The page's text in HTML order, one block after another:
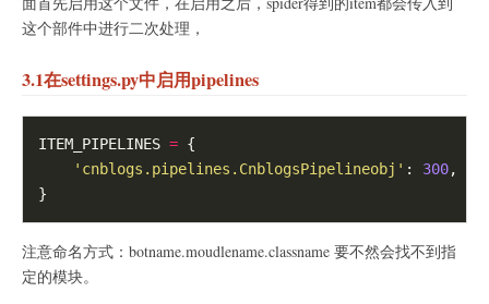
这个部件中进行二次处理，
3.1在settings.py中启用pipelines
ITEM_PIPELINES = {
'cnblogs.pipelines.CnblogsPipelineobj' : 300,
注意命名方式：botname.moudlename.classname 要不然会找不到指
定的模块。